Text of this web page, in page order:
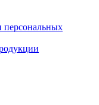
персональных